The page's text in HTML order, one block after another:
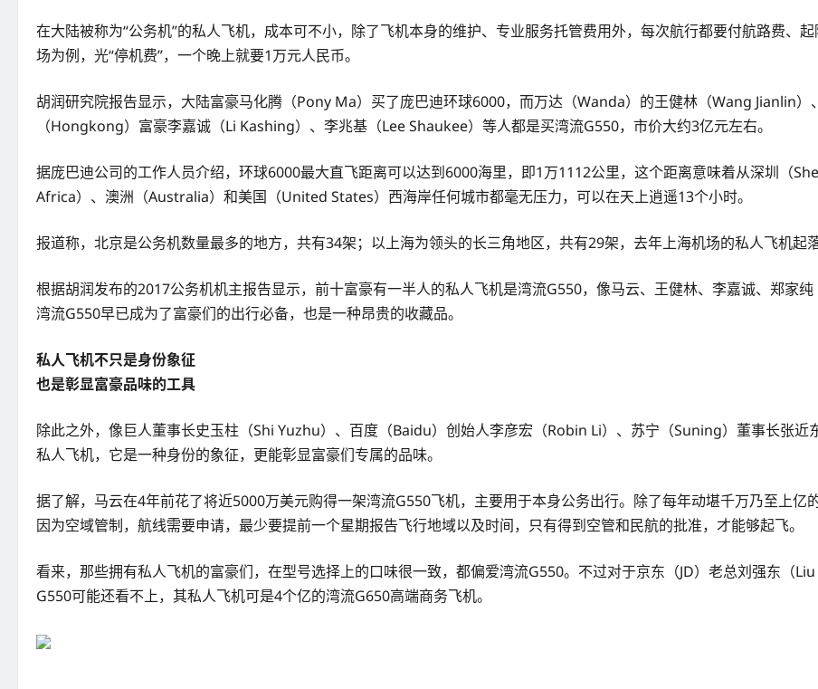
在大陆被称为“公务机”的私人飞机，成本可不小，除了飞机本身的维护、专业服务托管费用外，每次航行都要付航路费、
场为例，光“停机费”，一个晚上就要1万元人民币。
胡润研究院报告显示，大陆富豪马化腾（Pony Ma）买了庞巴迪环球6000，而万达（Wanda）的王健林（Wang Jianlin
（Hongkong）富豪李嘉诚（Li Kashing）、李兆基（Lee Shaukee）等人都是买湾流G550，市价大约3亿元左右。
据庞巴迪公司的工作人员介绍，环球6000最大直飞距离可以达到6000海里，即1万1112公里，这个距离意味着从深圳（
Africa）、澳洲（Australia）和美国（United States）西海岸任何城市都毫无压力，可以在天上逍遥13个小时。
报道称，北京是公务机数量最多的地方，共有34架；以上海为领头的长三角地区，共有29架，去年上海机场的私人飞机起
根据胡润发布的2017公务机机主报告显示，前十富豪有一半人的私人飞机是湾流G550，像马云、王健林、李嘉诚、郑家
湾流G550早已成为了富豪们的出行必备，也是一种昂贵的收藏品。
私人飞机不只是身份象征
也是彰显富豪品味的工具
除此之外，像巨人董事长史玉柱（Shi Yuzhu）、百度（Baidu）创始人李彦宏（Robin Li）、苏宁（Suning）董事长张
私人飞机，它是一种身份的象征，更能彰显富豪们专属的品味。
据了解，马云在4年前花了将近5000万美元购得一架湾流G550飞机，主要用于本身公务出行。除了每年动堪千万乃至上亿
因为空域管制，航线需要申请，最少要提前一个星期报告飞行地域以及时间，只有得到空管和民航的批准，才能够起飞。
看来，那些拥有私人飞机的富豪们，在型号选择上的口味很一致，都偏爱湾流G550。不过对于京东（JD）老总刘强东（
G550可能还看不上，其私人飞机可是4个亿的湾流G650高端商务飞机。